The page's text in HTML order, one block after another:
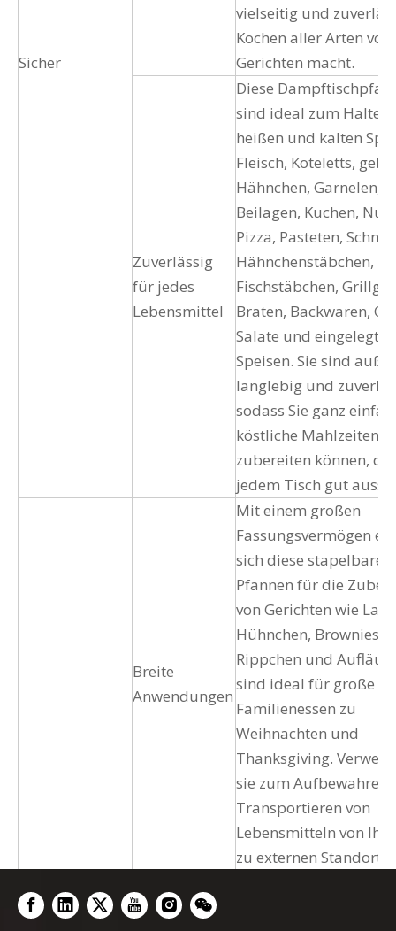
Sicher
vielseitig und
Kochen aller Arten von
Gerichten macht.
Zuverlässig
für jedes
Lebensmittel
Diese
sind ideal zum Halten
heißen und kalten
Fleisch, Koteletts,
Hähnchen, Garnelen,
Beilagen, Kuchen,
Pizza, Pasteten,
Hähnchenstäbchen,
Fischstäbchen,
Braten, Backwaren,
Salate und eingelegte
Speisen. Sie sind
langlebig und
sodass Sie ganz
köstliche Mahlzeiten
zubereiten können,
jedem Tisch gut
Breite
Anwendungen
Mit einem großen
Fassungsvermögen
sich diese stapelbaren
Pfannen für die
von Gerichten wie
Hühnchen, Brownies,
Rippchen und
sind ideal für große
Familienessen zu
Weihnachten und
Thanksgiving.
sie zum Aufbewahren
Transportieren von
Lebensmitteln von
zu externen